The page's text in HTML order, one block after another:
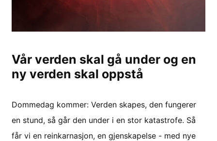
Vår verden skal gå under og en
ny verden skal oppstå
Dommedag kommer: Verden skapes, den fungerer
en stund, så går den under i en stor katastrofe. Så
får vi en reinkarnasjon, en gjenskapelse - med nye